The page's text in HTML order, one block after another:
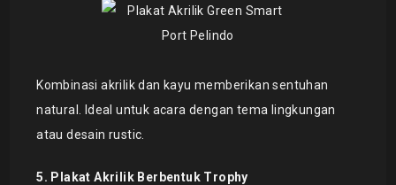
Kombinasi akrilik dan kayu memberikan sentuhan
natural. Ideal untuk acara dengan tema lingkungan
atau desain rustic.
5. Plakat Akrilik Berbentuk Trophy